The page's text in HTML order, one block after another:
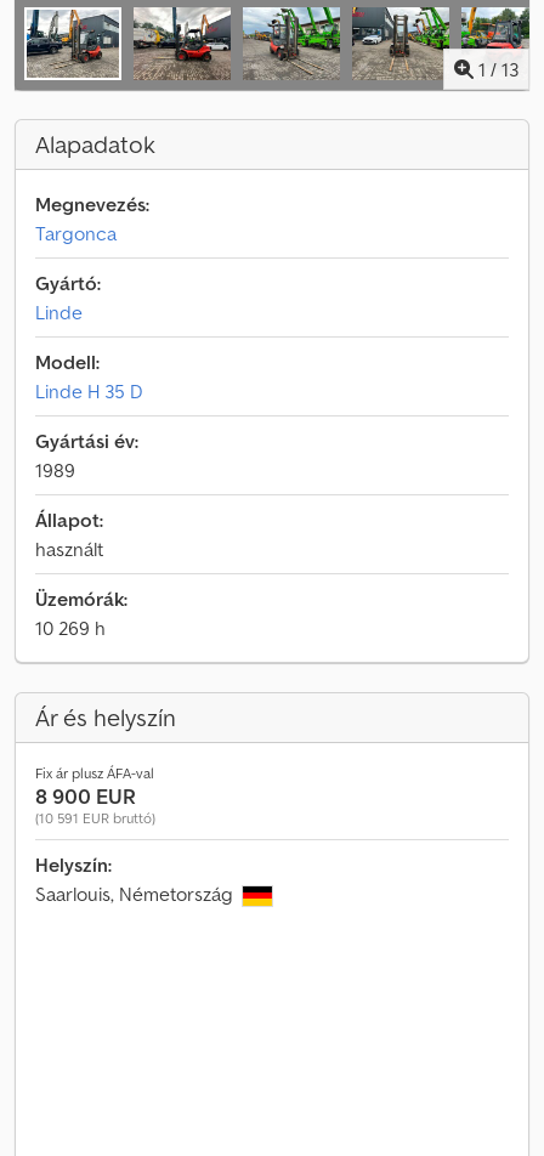
1 / 13
Alapadatok
Megnevezés:
Targonca
Gyártó:
Linde
Modell:
Linde H 35 D
Gyártási év:
1989
Állapot:
használt
Üzemórák:
10 269 h
Ár és helyszín
Fix ár plusz ÁFA-val
8 900 EUR
(10 591 EUR bruttó)
Helyszín:
Saarlouis, Németország